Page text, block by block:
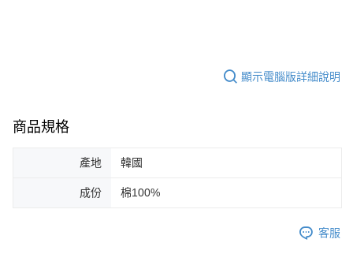
顯示電腦版詳細說明
商品規格
產地 韓國
成份 棉100%
客服